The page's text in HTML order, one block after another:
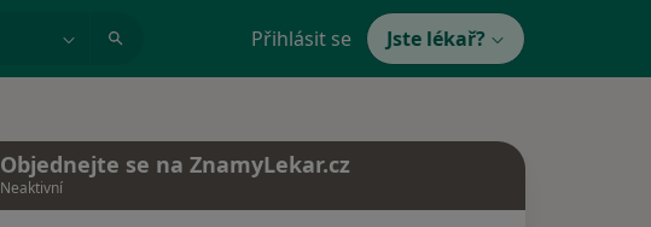
Přihlásit se Jste lékař?
Objednejte se na ZnamyLekar.cz
Neaktivní